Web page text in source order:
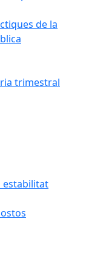
de la
trimestral
estabilitat